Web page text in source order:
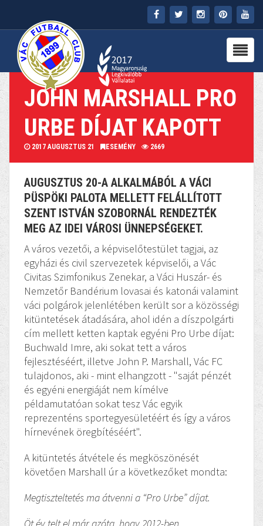
JOHN MARSHALL PRO
URBE DÍJAT KAPOTT
2017 AUGUSZTUS 21 ESEMÉNY 2669
AUGUSZTUS 20-A ALKALMÁBÓL A VÁCI
PÜSPÖKI PALOTA MELLETT FELÁLLÍTOTT
SZENT ISTVÁN SZOBORNÁL RENDEZTÉK
MEG AZ IDEI VÁROSI ÜNNEPSÉGEKET.
A város vezetői, a képviselőtestület tagjai, az
egyházi és civil szervezetek képviselői, a Vác
Civitas Szimfonikus Zenekar, a Váci Huszár- és
Nemzetőr Bandérium lovasai és katonái valamint
váci polgárok jelenlétében került sor a közösségi
kitüntetések átadására, ahol idén a díszpolgárti
cím mellett ketten kaptak egyéni Pro Urbe díjat:
Buchwald Imre, aki sokat tett a város
fejlesztéséért, illetve John P. Marshall, Vác FC
tulajdonos, aki - mint elhangzott - "saját pénzét
és egyéni energiáját nem kímélve
példamutatóan sokat tesz Vác egyik
reprezenténs sportegyesületéért és így a város
hírnevének öregbítéséért".
A kitüntetés átvétele és megköszönését
követően Marshall úr a következőket mondta:
Megtiszteltetés ma átvenni a “Pro Urbe” díjat.
FŐOLDAL
KLUB
HÍREK
STADION
PARTNEREK
SAJTÓ
MÉDIA